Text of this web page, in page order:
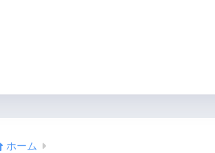
ホーム